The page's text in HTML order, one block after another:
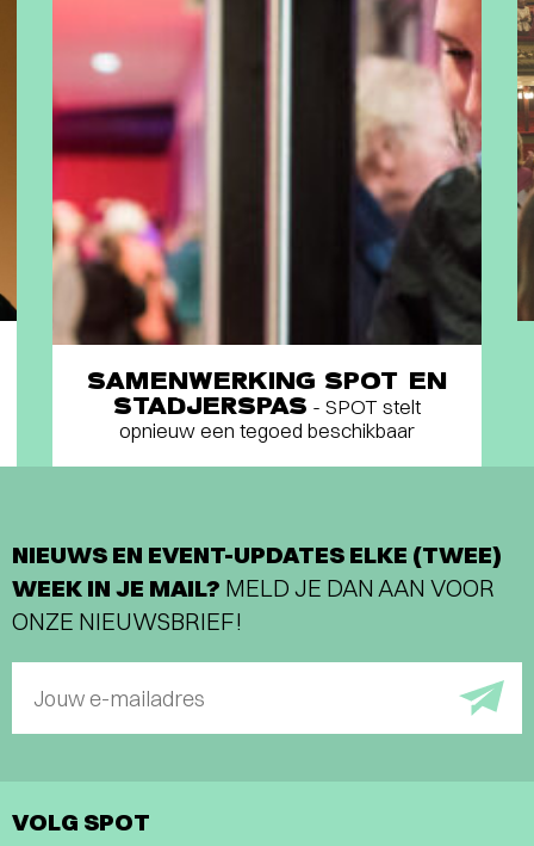
SAMENWERKING SPOT EN
STADJERSPAS - SPOT stelt
opnieuw een tegoed beschikbaar
NIEUWS EN EVENT-UPDATES ELKE (TWEE)
WEEK IN JE MAIL? MELD JE DAN AAN VOOR
ONZE NIEUWSBRIEF!
Jouw e-mailadres
VOLG SPOT